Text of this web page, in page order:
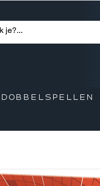
DOBBELSPELLEN